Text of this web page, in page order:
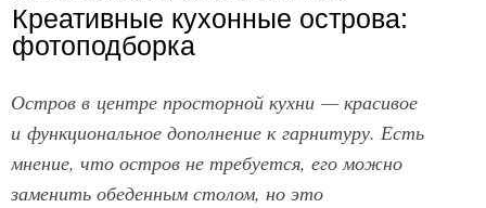
Креативные кухонные острова:
фотоподборка
Остров в центре просторной кухни — красивое
и функциональное дополнение к гарнитуру. Есть
мнение, что остров не требуется, его можно
заменить обеденным столом, но это